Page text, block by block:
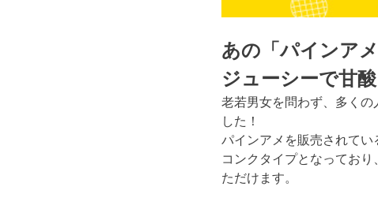
あの「パインア
ジューシーで甘
老若男女を問わず、多く
した！
パインアメを販売されてい
コンクタイプとなってお
ただけます。